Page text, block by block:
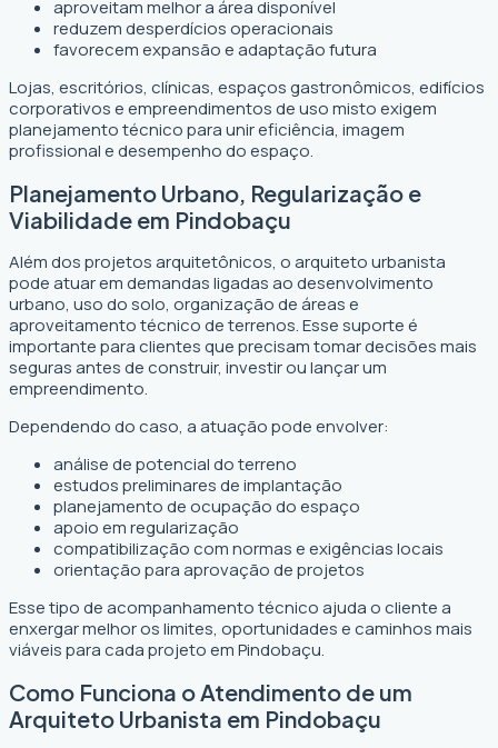
aproveitam melhor a área disponível
reduzem desperdícios operacionais
favorecem expansão e adaptação futura
Lojas, escritórios, clínicas, espaços gastronômicos, edifícios
corporativos e empreendimentos de uso misto exigem
planejamento técnico para unir eficiência, imagem
profissional e desempenho do espaço.
Planejamento Urbano, Regularização e
Viabilidade em Pindobaçu
Além dos projetos arquitetônicos, o arquiteto urbanista
pode atuar em demandas ligadas ao desenvolvimento
urbano, uso do solo, organização de áreas e
aproveitamento técnico de terrenos. Esse suporte é
importante para clientes que precisam tomar decisões mais
seguras antes de construir, investir ou lançar um
empreendimento.
Dependendo do caso, a atuação pode envolver:
análise de potencial do terreno
estudos preliminares de implantação
planejamento de ocupação do espaço
apoio em regularização
compatibilização com normas e exigências locais
orientação para aprovação de projetos
Esse tipo de acompanhamento técnico ajuda o cliente a
enxergar melhor os limites, oportunidades e caminhos mais
viáveis para cada projeto em Pindobaçu.
Como Funciona o Atendimento de um
Arquiteto Urbanista em Pindobaçu